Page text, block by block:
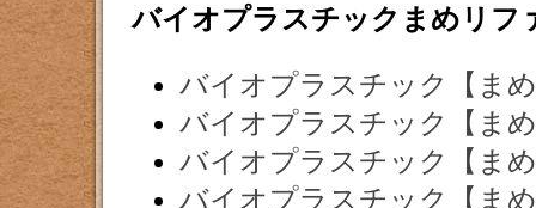
バイオプラスチックまめリフ
バイオプラスチック【ま
バイオプラスチック【ま
バイオプラスチック【ま
バイオプラスチック【ま